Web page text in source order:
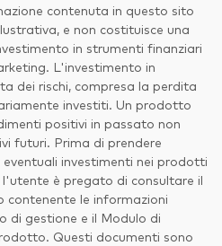
contenuta in questo sito
e non costituisce una
in strumenti finanziari
L'investimento in
dei rischi, compresa la perdita
investiti. Un prodotto
positivi in passato non
futuri. Prima di prendere
investimenti nei prodotti
è pregato di consultare il
le informazioni
di gestione e il Modulo di
Questi documenti sono